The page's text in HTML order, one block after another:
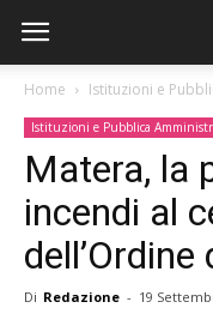
Home Istituzioni e
Istituzioni e Pubblica
Matera, la
incendi al
Di Redazione - 19